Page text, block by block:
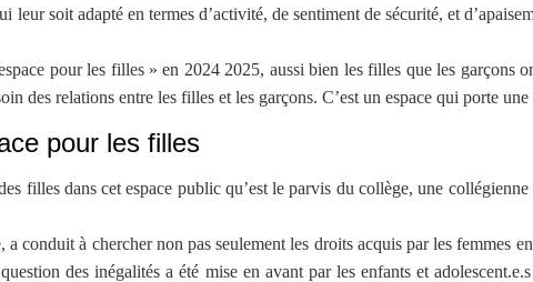
soit adapté en termes d’activité, de sentiment de sécurité, et
pour les filles » en 2024 2025, aussi bien les filles que les garçons
des relations entre les filles et les garçons. C’est un espace qui porte
pour les filles
filles dans cet espace public qu’est le parvis du collège, une
conduit à chercher non pas seulement les droits acquis par les femmes
des inégalités a été mise en avant par les enfants et